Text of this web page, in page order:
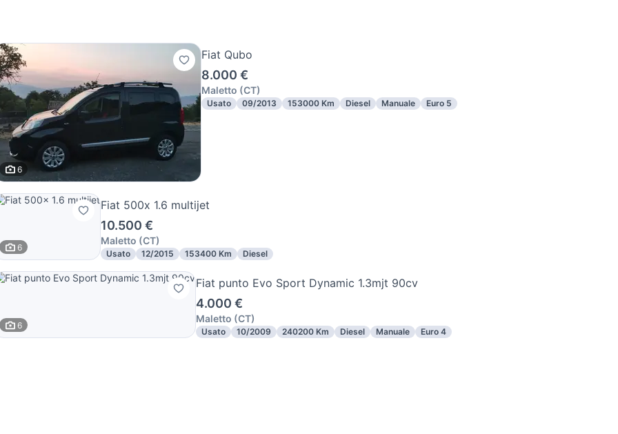
6
Fiat Qubo
8.000 €
Maletto (CT)
Usato 09/2013 153000 Km Diesel Manuale Euro 5
6
Fiat 500x 1.6 multijet
10.500 €
Maletto (CT)
Usato 12/2015 153400 Km Diesel
6
Fiat punto Evo Sport Dynamic 1.3mjt 90cv
4.000 €
Maletto (CT)
Usato 10/2009 240200 Km Diesel Manuale Euro 4